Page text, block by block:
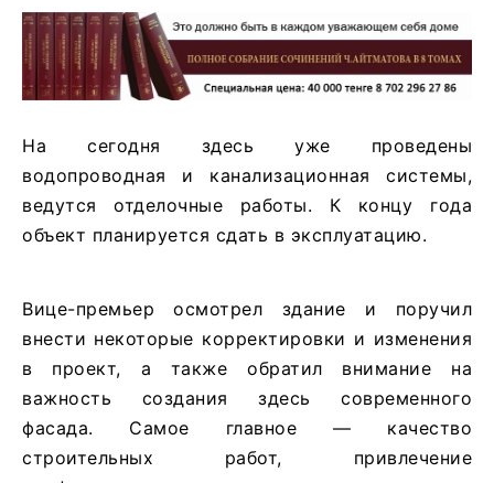
На сегодня здесь уже проведены
водопроводная и канализационная системы,
ведутся отделочные работы. К концу года
объект планируется сдать в эксплуатацию.
Вице-премьер осмотрел здание и поручил
внести некоторые корректировки и изменения
в проект, а также обратил внимание на
важность создания здесь современного
фасада. Самое главное — качество
строительных работ, привлечение